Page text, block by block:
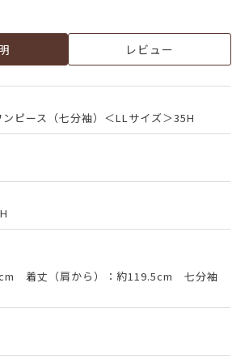
レビュー
ピース（七分袖）＜LLサイズ＞35H
着丈（肩から）：約119.5cm 七分袖